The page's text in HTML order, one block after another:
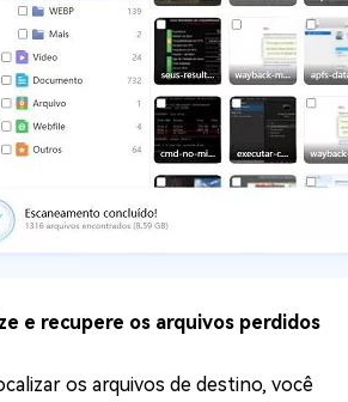
e recupere os arquivos perdidos
os arquivos de destino, você